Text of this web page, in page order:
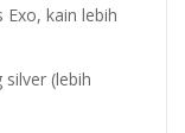
kain lebih
(lebih